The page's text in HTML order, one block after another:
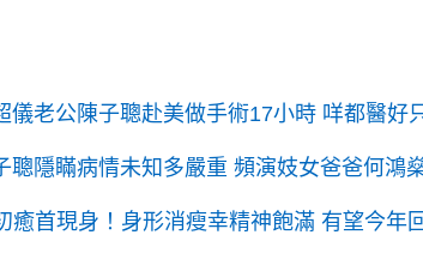
儀老公陳子聰赴美做手術17小時 咩都醫好
聰隱瞞病情未知多嚴重 頻演妓女爸爸何鴻
癒首現身！身形消瘦幸精神飽滿 有望今年